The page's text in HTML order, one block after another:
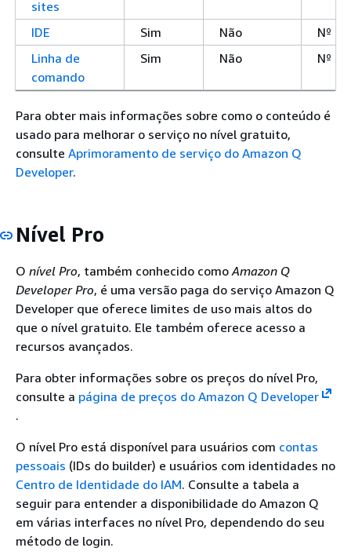
sites
IDE Sim Não
Nº
Linha de
comando
Sim Não Nº
Para obter mais informações sobre como o conteúdo é
usado para melhorar o serviço no nível gratuito,
consulte Aprimoramento de serviço do Amazon Q
Developer.
Nível Pro
O nível Pro, também conhecido comoAmazon Q
Developer Pro, é uma versão paga do serviço Amazon Q
Developer que oferece limites de uso mais altos do
que o nível gratuito. Ele também oferece acesso a
recursos avançados.
Para obter informações sobre os preços do nível Pro,
consulte a página de preços do Amazon Q Developer
.
O nível Pro está disponível para usuários com contas
pessoais (IDs do builder) e usuários com identidades no
Centro de Identidade do IAM. Consulte a tabela a
seguir para entender a disponibilidade do Amazon Q
em várias interfaces no nível Pro, dependendo do seu
método de login.